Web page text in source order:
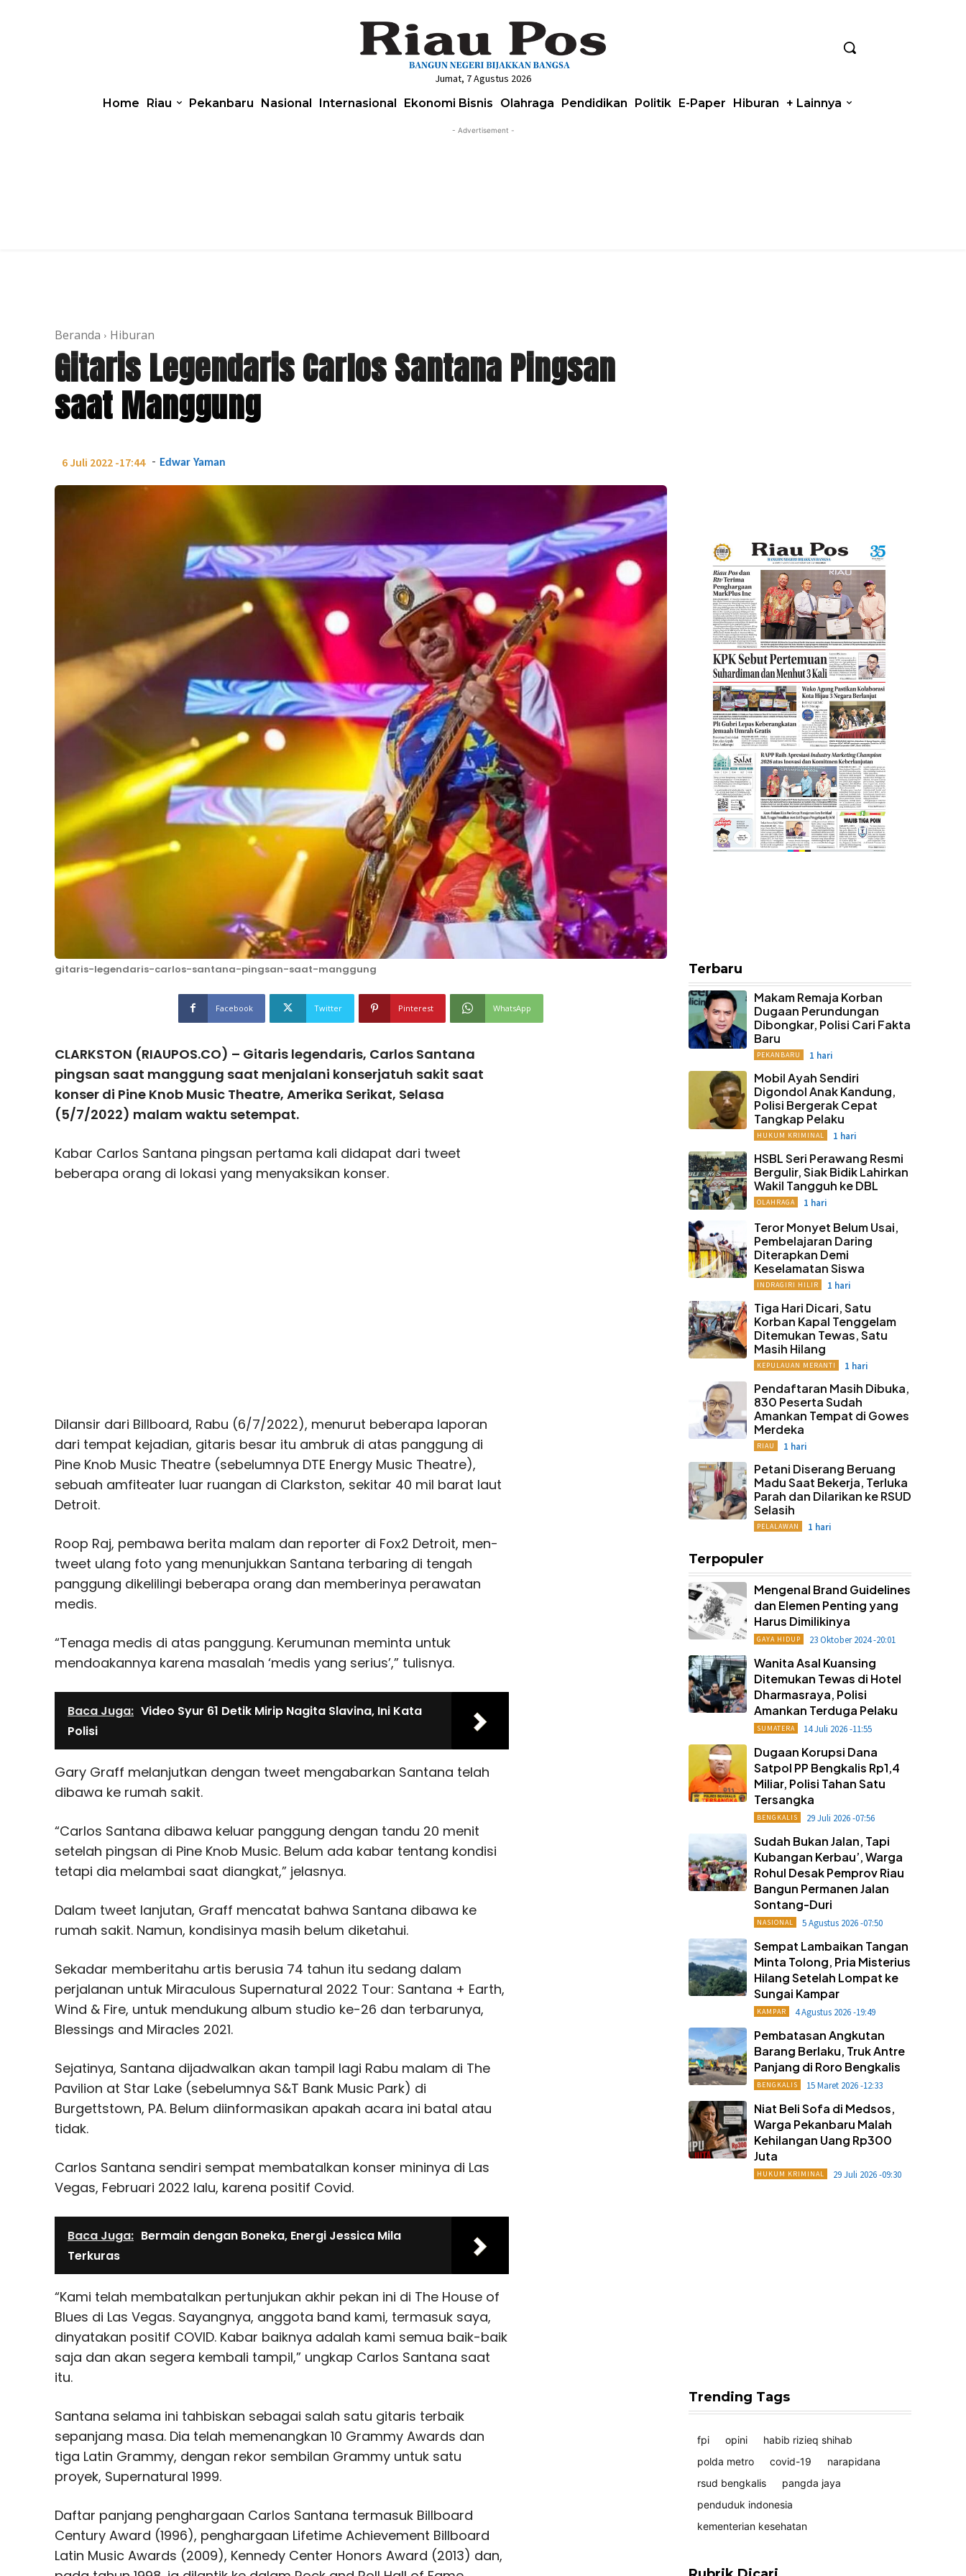
Jumat, 7 Agustus 2026
Home Riau Pekanbaru Nasional Internasional Ekonomi Bisnis Olahraga Pendidikan Politik E-Paper Hiburan + Lainnya
- Advertisement -
Beranda Hiburan
Gitaris Legendaris Carlos Santana Pingsan
saat Manggung
6 Juli 2022 -17:44 - Edwar Yaman
gitaris-legendaris-carlos-santana-pingsan-saat-manggung
Facebook Twitter Pinterest WhatsApp
CLARKSTON (RIAUPOS.CO) – Gitaris legendaris, Carlos Santana
pingsan saat manggung saat menjalani konserjatuh sakit saat
konser di Pine Knob Music Theatre, Amerika Serikat, Selasa
(5/7/2022) malam waktu setempat.
Kabar Carlos Santana pingsan pertama kali didapat dari tweet
beberapa orang di lokasi yang menyaksikan konser.
Dilansir dari Billboard, Rabu (6/7/2022), menurut beberapa laporan
dari tempat kejadian, gitaris besar itu ambruk di atas panggung di
Pine Knob Music Theatre (sebelumnya DTE Energy Music Theatre),
sebuah amfiteater luar ruangan di Clarkston, sekitar 40 mil barat laut
Detroit.
Roop Raj, pembawa berita malam dan reporter di Fox2 Detroit, men-
tweet ulang foto yang menunjukkan Santana terbaring di tengah
panggung dikelilingi beberapa orang dan memberinya perawatan
medis.
“Tenaga medis di atas panggung. Kerumunan meminta untuk
mendoakannya karena masalah ‘medis yang serius’,” tulisnya.
Baca Juga: Video Syur 61 Detik Mirip Nagita Slavina, Ini Kata
Polisi
Gary Graff melanjutkan dengan tweet mengabarkan Santana telah
dibawa ke rumah sakit.
“Carlos Santana dibawa keluar panggung dengan tandu 20 menit
setelah pingsan di Pine Knob Music. Belum ada kabar tentang kondisi
tetapi dia melambai saat diangkat,” jelasnya.
Dalam tweet lanjutan, Graff mencatat bahwa Santana dibawa ke
rumah sakit. Namun, kondisinya masih belum diketahui.
Sekadar memberitahu artis berusia 74 tahun itu sedang dalam
perjalanan untuk Miraculous Supernatural 2022 Tour: Santana + Earth,
Wind & Fire, untuk mendukung album studio ke-26 dan terbarunya,
Blessings and Miracles 2021.
Sejatinya, Santana dijadwalkan akan tampil lagi Rabu malam di The
Pavilion at Star Lake (sebelumnya S&T Bank Music Park) di
Burgettstown, PA. Belum diinformasikan apakah acara ini batal atau
tidak.
Carlos Santana sendiri sempat membatalkan konser mininya di Las
Vegas, Februari 2022 lalu, karena positif Covid.
Baca Juga: Bermain dengan Boneka, Energi Jessica Mila
Terkuras
“Kami telah membatalkan pertunjukan akhir pekan ini di The House of
Blues di Las Vegas. Sayangnya, anggota band kami, termasuk saya,
dinyatakan positif COVID. Kabar baiknya adalah kami semua baik-baik
saja dan akan segera kembali tampil,” ungkap Carlos Santana saat
itu.
Santana selama ini tahbiskan sebagai salah satu gitaris terbaik
sepanjang masa. Dia telah memenangkan 10 Grammy Awards dan
tiga Latin Grammy, dengan rekor sembilan Grammy untuk satu
proyek, Supernatural 1999.
Daftar panjang penghargaan Carlos Santana termasuk Billboard
Century Award (1996), penghargaan Lifetime Achievement Billboard
Latin Music Awards (2009), Kennedy Center Honors Award (2013) dan,
Terbaru
Makam Remaja Korban
Dugaan Perundungan
Dibongkar, Polisi Cari Fakta
Baru
PEKANBARU 1 hari
Mobil Ayah Sendiri
Digondol Anak Kandung,
Polisi Bergerak Cepat
Tangkap Pelaku
HUKUM KRIMINAL 1 hari
HSBL Seri Perawang Resmi
Bergulir, Siak Bidik Lahirkan
Wakil Tangguh ke DBL
OLAHRAGA 1 hari
Teror Monyet Belum Usai,
Pembelajaran Daring
Diterapkan Demi
Keselamatan Siswa
INDRAGIRI HILIR 1 hari
Tiga Hari Dicari, Satu
Korban Kapal Tenggelam
Ditemukan Tewas, Satu
Masih Hilang
KEPULAUAN MERANTI 1 hari
Pendaftaran Masih Dibuka,
830 Peserta Sudah
Amankan Tempat di Gowes
Merdeka
RIAU 1 hari
Petani Diserang Beruang
Madu Saat Bekerja, Terluka
Parah dan Dilarikan ke RSUD
Selasih
PELALAWAN 1 hari
Terpopuler
Mengenal Brand Guidelines
dan Elemen Penting yang
Harus Dimilikinya
GAYA HIDUP 23 Oktober 2024 -20:01
Wanita Asal Kuansing
Ditemukan Tewas di Hotel
Dharmasraya, Polisi
Amankan Terduga Pelaku
SUMATERA 14 Juli 2026 -11:55
Dugaan Korupsi Dana
Satpol PP Bengkalis Rp1,4
Miliar, Polisi Tahan Satu
Tersangka
BENGKALIS 29 Juli 2026 -07:56
Sudah Bukan Jalan, Tapi
Kubangan Kerbau’, Warga
Rohul Desak Pemprov Riau
Bangun Permanen Jalan
Sontang-Duri
NASIONAL 5 Agustus 2026 -07:50
Sempat Lambaikan Tangan
Minta Tolong, Pria Misterius
Hilang Setelah Lompat ke
Sungai Kampar
KAMPAR 4 Agustus 2026 -19:49
Pembatasan Angkutan
Barang Berlaku, Truk Antre
Panjang di Roro Bengkalis
BENGKALIS 15 Maret 2026 -12:33
Niat Beli Sofa di Medsos,
Warga Pekanbaru Malah
Kehilangan Uang Rp300
Juta
HUKUM KRIMINAL 29 Juli 2026 -09:30
Trending Tags
fpi opini
habib rizieq shihab
polda metro
covid-19
narapidana
rsud bengkalis
pangda jaya
penduduk indonesia
kementerian kesehatan